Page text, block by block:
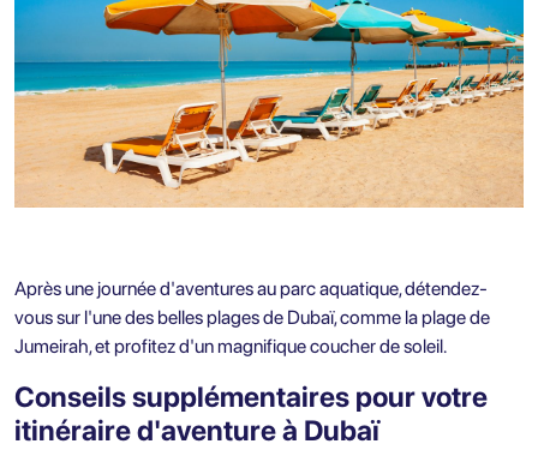
Après une journée d'aventures au parc aquatique, détendez-
vous sur l'une des belles plages de Dubaï, comme la plage de
Jumeirah, et profitez d'un magnifique coucher de soleil.
Conseils supplémentaires pour votre
itinéraire d'aventure à Dubaï